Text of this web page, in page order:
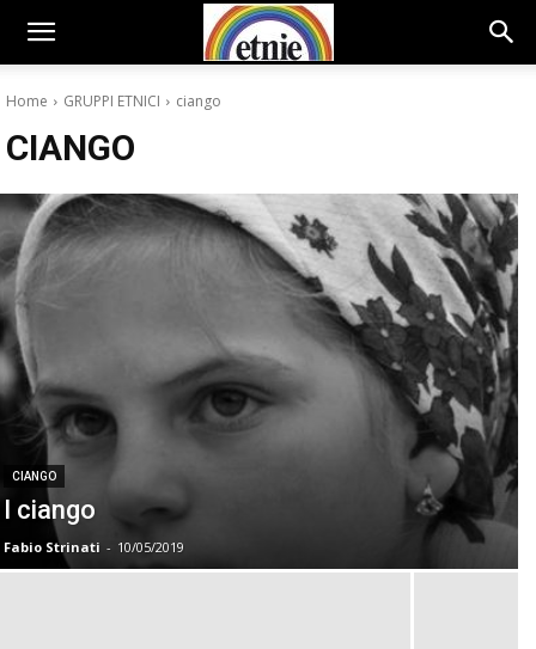
Home GRUPPI ETNICI ciango
CIANGO
CIANGO
I ciango
Fabio Strinati - 10/05/2019